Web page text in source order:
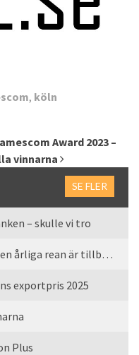
, köln
Award 2023 –
vinnarna
SE FLER
– skulle vi tro
Games Made in Sweden 2026 – Den årliga rean är tillbaka
exportpris 2025
Plus